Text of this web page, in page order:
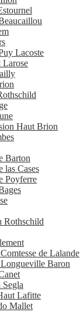
Lacoste
Larose
Haut Brion
Barton
las Cases
Poyferre
Rothschild
de Lalande
Baron
Segla
Lafitte
Mallet